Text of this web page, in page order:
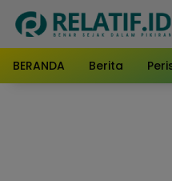
konten
BERANDA Berita